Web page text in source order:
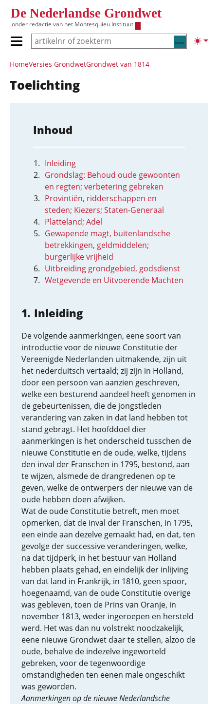
De Nederlandse Grondwet
onder redactie van het Montesquieu Instituut
Zoeken
Primair menu tonen/verbergen
Hoofdnavigatie
HomeVersies GrondwetGrondwet van 1814
Toelichting
Inhoud
Inleiding
Grondslag: Behoud oude gewoonten
en regten; verbetering gebreken
Provintiën, ridderschappen en
steden; Kiezers; Staten-Generaal
Platteland; Adel
Gewapende magt, buitenlandsche
betrekkingen, geldmiddelen;
burgerlijke vrijheid
Uitbreiding grondgebied, godsdienst
Wetgevende en Uitvoerende Machten
Inleiding
De volgende aanmerkingen, eene soort van
introductie voor de nieuwe Constitutie der
Vereenigde Nederlanden uitmakende, zijn uit
het nederduitsch vertaald; zij zijn in Holland,
door een persoon van aanzien geschreven,
welke een besturend aandeel heeft genomen in
de gebeurtenissen, die de jongstleden
verandering van zaken in dat land hebben tot
stand gebragt. Het hoofddoel dier
aanmerkingen is het onderscheid tusschen de
nieuwe Constitutie en de oude, welke, tijdens
den inval der Franschen in 1795, bestond, aan
te wijzen, alsmede de drangredenen op te
geven, welke de ontwerpers der nieuwe van de
oude hebben doen afwijken.
Wat de oude Constitutie betreft, men moet
opmerken, dat de inval der Franschen, in 1795,
een einde aan dezelve gemaakt had, en dat, ten
gevolge der successive veranderingen, welke,
na dat tijdperk, in het bestuur van Holland
hebben plaats gehad, en eindelijk der inlijving
van dat land in Frankrijk, in 1810, geen spoor,
hoegenaamd, van de oude Constitutie overige
was gebleven, toen de Prins van Oranje, in
november 1813, weder ingeroepen en hersteld
werd. Het was dan nu volstrekt noodzakelijk,
eene nieuwe Grondwet daar te stellen, alzoo de
oude, behalve de indezelve ingeworteld
gebreken, voor de tegenwoordige
omstandigheden ten eenen male ongeschikt
was geworden.
Aanmerkingen op de nieuwe Nederlandsche